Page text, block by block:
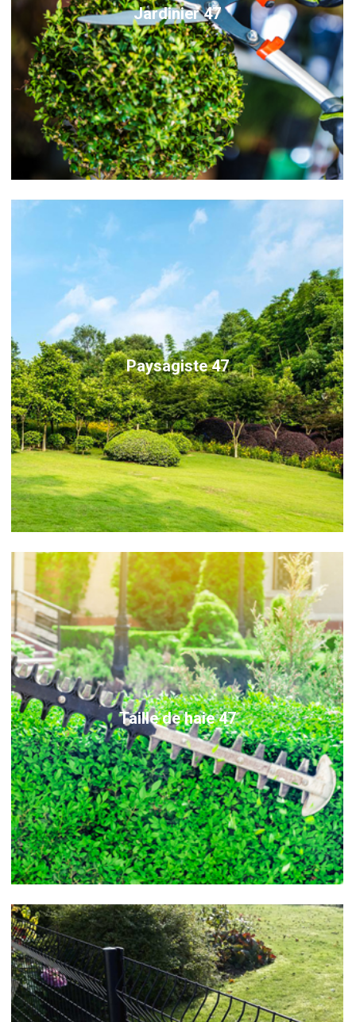
Jardinier 47
Paysagiste 47
Taille de haie 47